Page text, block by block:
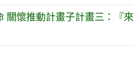
懷推動計畫子計畫三：『